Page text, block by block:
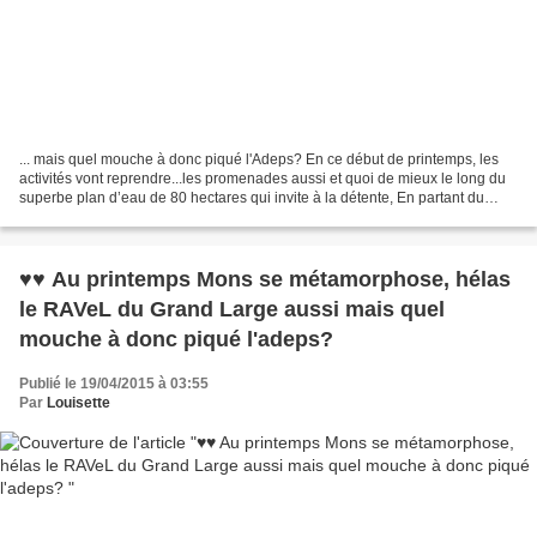
... mais quel mouche à donc piqué l'Adeps? En ce début de printemps, les
activités vont reprendre...les promenades aussi et quoi de mieux le long du
superbe plan d’eau de 80 hectares qui invite à la détente, En partant du
♥♥ Au printemps Mons se métamorphose, hélas
le RAVeL du Grand Large aussi mais quel
mouche à donc piqué l'adeps?
Publié le 19/04/2015 à 03:55
Par Louisette